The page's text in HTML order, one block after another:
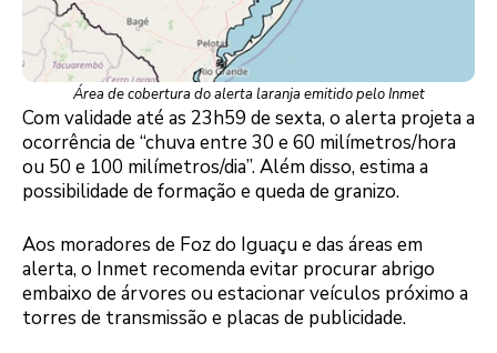
Área de cobertura do alerta laranja emitido pelo Inmet
Com validade até as 23h59 de sexta, o alerta projeta a
ocorrência de “chuva entre 30 e 60 milímetros/hora
ou 50 e 100 milímetros/dia”. Além disso, estima a
possibilidade de formação e queda de granizo.
Aos moradores de Foz do Iguaçu e das áreas em
alerta, o Inmet recomenda evitar procurar abrigo
embaixo de árvores ou estacionar veículos próximo a
torres de transmissão e placas de publicidade.